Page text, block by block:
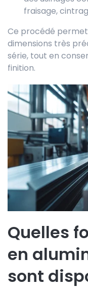
fraisage,
Ce procédé
dimensions très
série, tout en
finition.
Quelles
en
sont